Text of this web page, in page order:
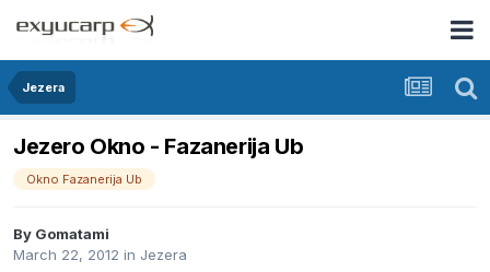
Jezera
Jezero Okno - Fazanerija Ub
Okno Fazanerija Ub
By Gomatami
March 22, 2012 in Jezera